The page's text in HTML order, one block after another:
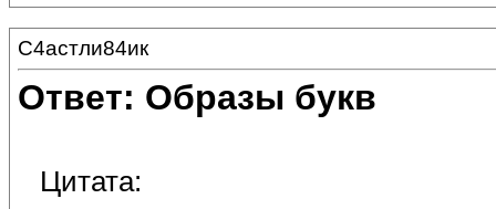
С4астли84ик
Ответ: Образы букв
Цитата: